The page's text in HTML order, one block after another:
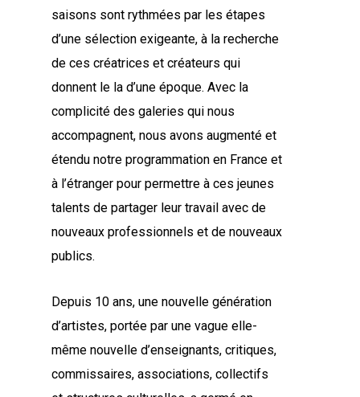
saisons sont rythmées par les étapes
d’une sélection exigeante, à la recherche
de ces créatrices et créateurs qui
donnent le la d’une époque. Avec la
complicité des galeries qui nous
accompagnent, nous avons augmenté et
étendu notre programmation en France et
à l’étranger pour permettre à ces jeunes
talents de partager leur travail avec de
nouveaux professionnels et de nouveaux
publics.
Depuis 10 ans, une nouvelle génération
d’artistes, portée par une vague elle-
même nouvelle d’enseignants, critiques,
commissaires, associations, collectifs